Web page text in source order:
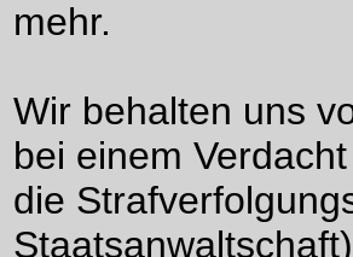
Wir behalten uns
bei einem
die